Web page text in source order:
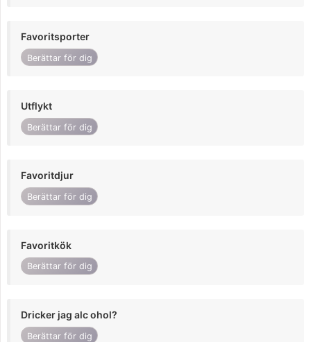
Favoritsporter
Berättar för dig
Utflykt
Berättar för dig
Favoritdjur
Berättar för dig
Favoritkök
Berättar för dig
Dricker jag alc ohol?
Berättar för dig